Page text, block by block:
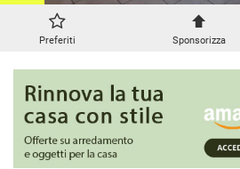
LOFT
MANSARDE
VILLE
RUSTICI E
CASALI
COMMERCIALI
COMMERCIALI
EDIFICABILI
VILLE
VILLE
Preferiti Sponsorizza